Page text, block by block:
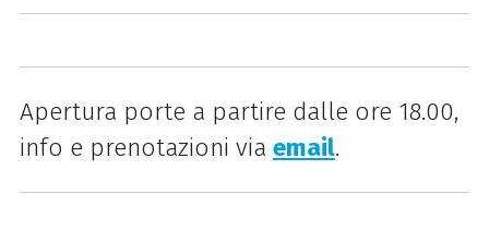
Apertura porte a partire dalle ore 18.00,
info e prenotazioni via email.